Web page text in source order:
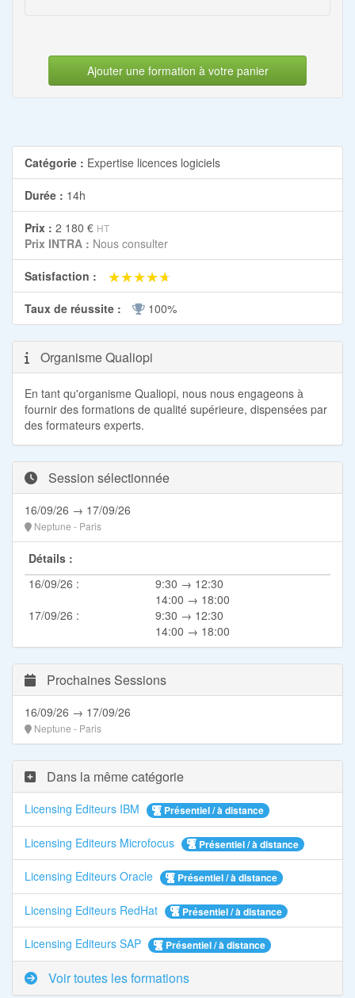
Ajouter une formation à votre panier
Catégorie : Expertise licences logiciels
Durée : 14h
Prix : 2 180 € HT
Prix INTRA : Nous consulter
Satisfaction : ★★★★★
★★★★★
Taux de réussite : 100%
Organisme Qualiopi
En tant qu'organisme Qualiopi, nous nous engageons à
fournir des formations de qualité supérieure, dispensées par
des formateurs experts.
Session sélectionnée
16/09/26 → 17/09/26
Neptune - Paris
Détails :
16/09/26 :
9:30 → 12:30
14:00 → 18:00
17/09/26 :
9:30 → 12:30
14:00 → 18:00
Prochaines Sessions
16/09/26 → 17/09/26
Neptune - Paris
Dans la même catégorie
Licensing Editeurs IBM Présentiel / à distance
Licensing Editeurs Microfocus Présentiel / à distance
Licensing Editeurs Oracle Présentiel / à distance
Licensing Editeurs RedHat Présentiel / à distance
Licensing Editeurs SAP Présentiel / à distance
Voir toutes les formations